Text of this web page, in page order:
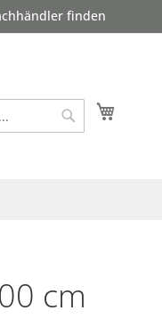
finden
Suche
cm